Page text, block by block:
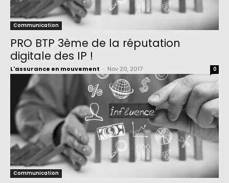
Communication
PRO BTP 3ème de la réputation
digitale des IP !
L'assurance en mouvement Nov 20, 2017 0
Communication